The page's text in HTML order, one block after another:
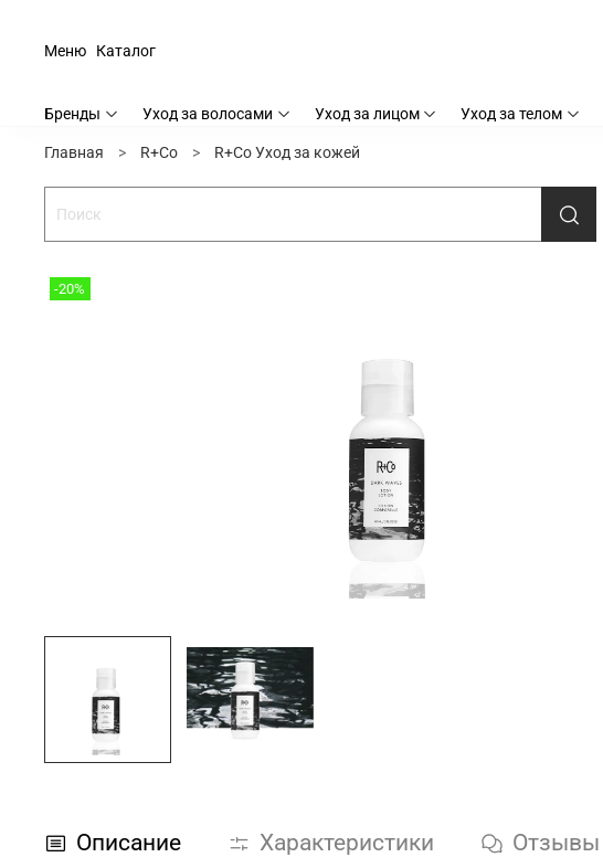
Каталог
Меню
Бренды Уход за волосами Уход за лицом Уход за телом
Главная R+Co R+Co Уход за кожей
-20%
Описание Характеристики Отзывы